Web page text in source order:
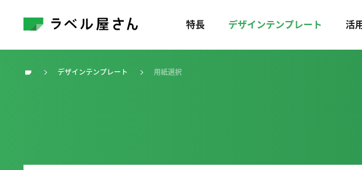
特長 デザインテンプレート 活
トップ デザインテンプレート 用紙選択